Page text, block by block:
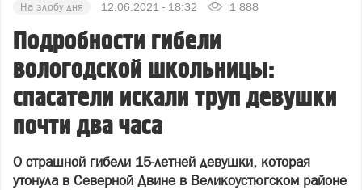
На злобу дня 12.06.2021 - 18:32 1 888
Подробности гибели
вологодской школьницы:
спасатели искали труп девушки
почти два часа
О страшной гибели 15-летней девушки, которая
утонула в Северной Двине в Великоустюгском районе